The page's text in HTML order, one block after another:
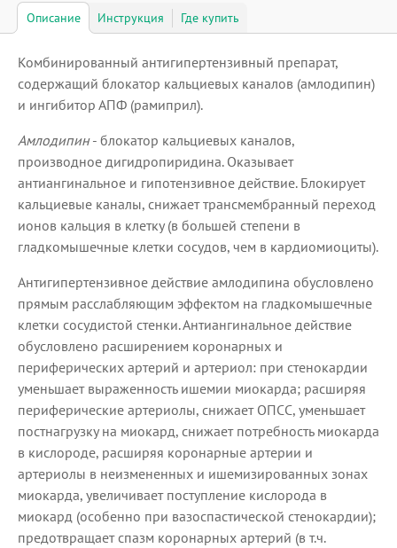
Описание Инструкция Где купить
Комбинированный антигипертензивный препарат,
содержащий блокатор кальциевых каналов (амлодипин)
и ингибитор АПФ (рамиприл).
Амлодипин- блокатор кальциевых каналов,
производное дигидропиридина. Оказывает
антиангинальное и гипотензивное действие. Блокирует
кальциевые каналы, снижает трансмембранный переход
ионов кальция в клетку (в большей степени в
гладкомышечные клетки сосудов, чем в кардиомиоциты).
Антигипертензивное действие амлодипина обусловлено
прямым расслабляющим эффектом на гладкомышечные
клетки сосудистой стенки. Антиангинальное действие
обусловлено расширением коронарных и
периферических артерий и артериол: при стенокардии
уменьшает выраженность ишемии миокарда; расширяя
периферические артериолы, снижает ОПСС, уменьшает
постнагрузку на миокард, снижает потребность миокарда
в кислороде, расширяя коронарные артерии и
артериолы в неизмененных и ишемизированных зонах
миокарда, увеличивает поступление кислорода в
миокард (особенно при вазоспастической стенокардии);
предотвращает спазм коронарных артерий (в т.ч.